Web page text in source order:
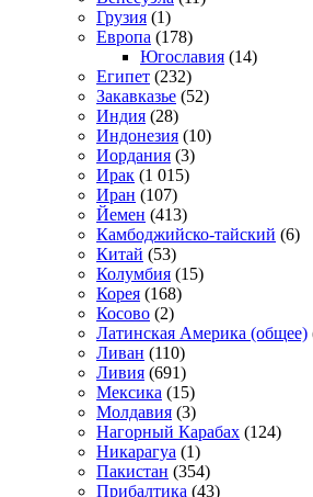
Грузия (1)
Европа (178)
Югославия (14)
Египет (232)
Закавказье (52)
Индия (28)
Индонезия (10)
Иордания (3)
Ирак (1 015)
Иран (107)
Йемен (413)
Камбоджийско-тайский (6)
Китай (53)
Колумбия (15)
Корея (168)
Косово (2)
Латинская Америка (общее)
Ливан (110)
Ливия (691)
Мексика (15)
Молдавия (3)
Нагорный Карабах (124)
Никарагуа (1)
Пакистан (354)
Прибалтика (43)